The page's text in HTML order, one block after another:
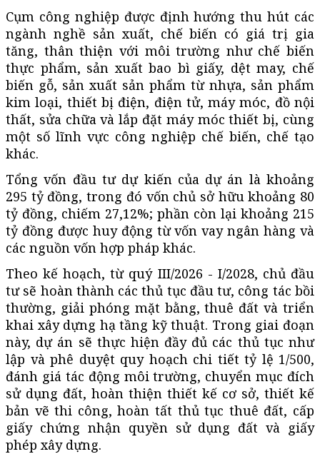
Cụm công nghiệp được định hướng thu hút các
ngành nghề sản xuất, chế biến có giá trị gia
tăng, thân thiện với môi trường như chế biến
thực phẩm, sản xuất bao bì giấy, dệt may, chế
biến gỗ, sản xuất sản phẩm từ nhựa, sản phẩm
kim loại, thiết bị điện, điện tử, máy móc, đồ nội
thất, sửa chữa và lắp đặt máy móc thiết bị, cùng
một số lĩnh vực công nghiệp chế biến, chế tạo
khác.
Tổng vốn đầu tư dự kiến của dự án là khoảng
295 tỷ đồng, trong đó vốn chủ sở hữu khoảng 80
tỷ đồng, chiếm 27,12%; phần còn lại khoảng 215
tỷ đồng được huy động từ vốn vay ngân hàng và
các nguồn vốn hợp pháp khác.
Theo kế hoạch, từ quý III/2026 - I/2028, chủ đầu
tư sẽ hoàn thành các thủ tục đầu tư, công tác bồi
thường, giải phóng mặt bằng, thuê đất và triển
khai xây dựng hạ tầng kỹ thuật. Trong giai đoạn
này, dự án sẽ thực hiện đầy đủ các thủ tục như
lập và phê duyệt quy hoạch chi tiết tỷ lệ 1/500,
đánh giá tác động môi trường, chuyển mục đích
sử dụng đất, hoàn thiện thiết kế cơ sở, thiết kế
bản vẽ thi công, hoàn tất thủ tục thuê đất, cấp
giấy chứng nhận quyền sử dụng đất và giấy
phép xây dựng.